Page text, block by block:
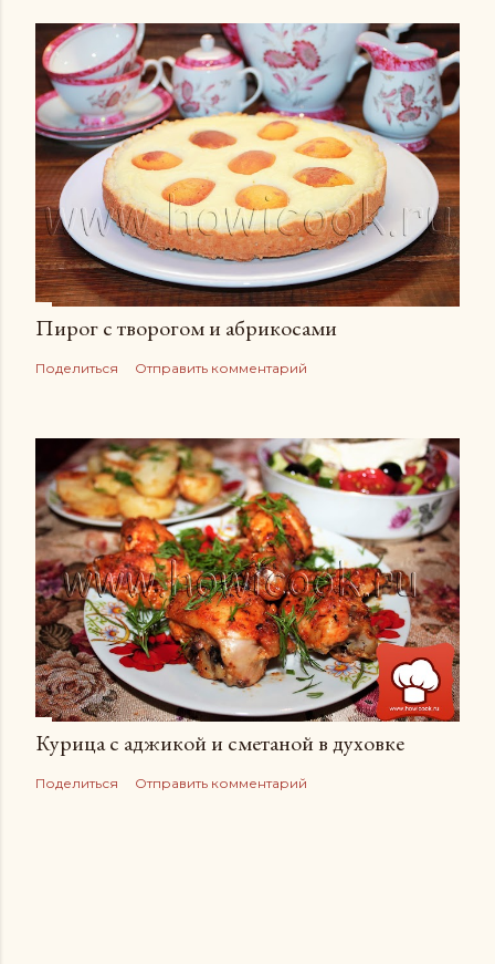
Пирог с творогом и абрикосами
Поделиться Отправить комментарий
Курица с аджикой и сметаной в духовке
Поделиться Отправить комментарий